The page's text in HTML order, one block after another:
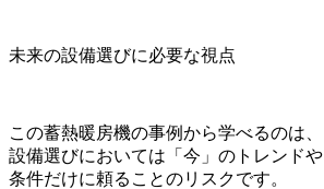
未来の設備選びに必要な視点
この蓄熱暖房機の事例から学べるのは、
設備選びにおいては「今」のトレンドや
条件だけに頼ることのリスクです。